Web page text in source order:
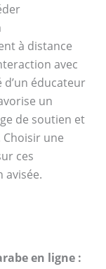
à distance
avec
d’un éducateur
un
de soutien et
une
ces
avisée.
en ligne :